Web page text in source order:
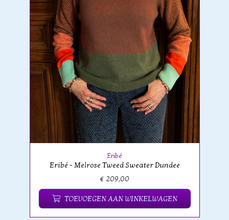
Eribé
Eribé - Melrose Tweed Sweater Dundee
€ 209,00
TOEVOEGEN AAN WINKELWAGEN